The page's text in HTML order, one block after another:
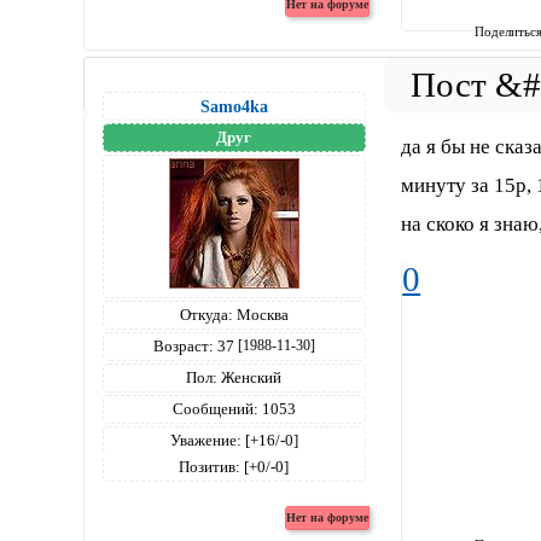
Samo4ka
Друг
Откуда: Москва
Возраст: 37 [1988-11-30]
Пол: Женский
Сообщений: 1053
Уважение: [+16/-0]
Позитив: [+0/-0]
да я бы не
минуту за
на скоко я
0